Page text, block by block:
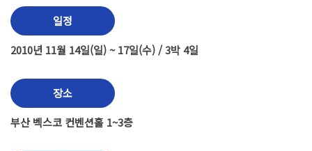
일정
2010년 11월 14일(일) ~ 17일(수) / 3박 4일
장소
부산 벡스코 컨벤션홀 1~3층